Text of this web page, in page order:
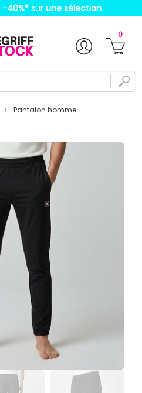
-40%* sur une sélection
0
Pantalon homme